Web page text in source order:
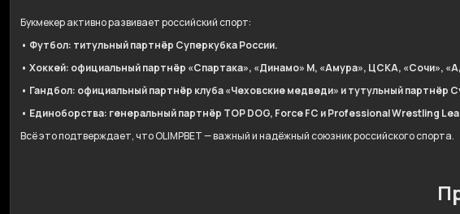
Букмекер активно развивает российский спорт:
• Футбол: титульный партнёр Суперкубка России.
• Хоккей: официальный партнёр «Спартака», «Динамо» М, «Амура», ЦСКА, «Сочи»,
• Гандбол: официальный партнёр клуба «Чеховские медведи» и тутульный партнёр
• Единоборства: генеральный партнёр TOP DOG, Force FC и Professional Wrestling
Всё это подтверждает, что OLIMPBET — важный и надёжный союзник российского спорта.